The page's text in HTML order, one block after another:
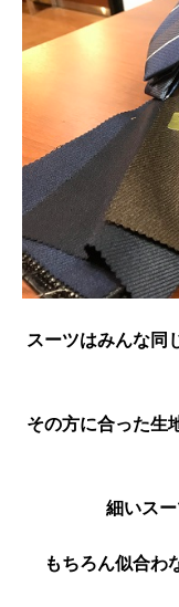
スーツはみんな同
その方に合った生
細いス
もちろん似合わ